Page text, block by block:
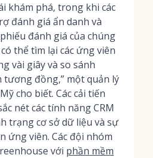
khám phá, trong khi các
đánh giá ẩn danh và
đánh giá của chúng
thể tìm lại các ứng viên
vài giây và so sánh
tương đồng,” một quản lý
cho biết. Các cải tiến
nét các tính năng CRM
trạng cơ sở dữ liệu và sự
ứng viên. Các đội nhóm
với phần mềm